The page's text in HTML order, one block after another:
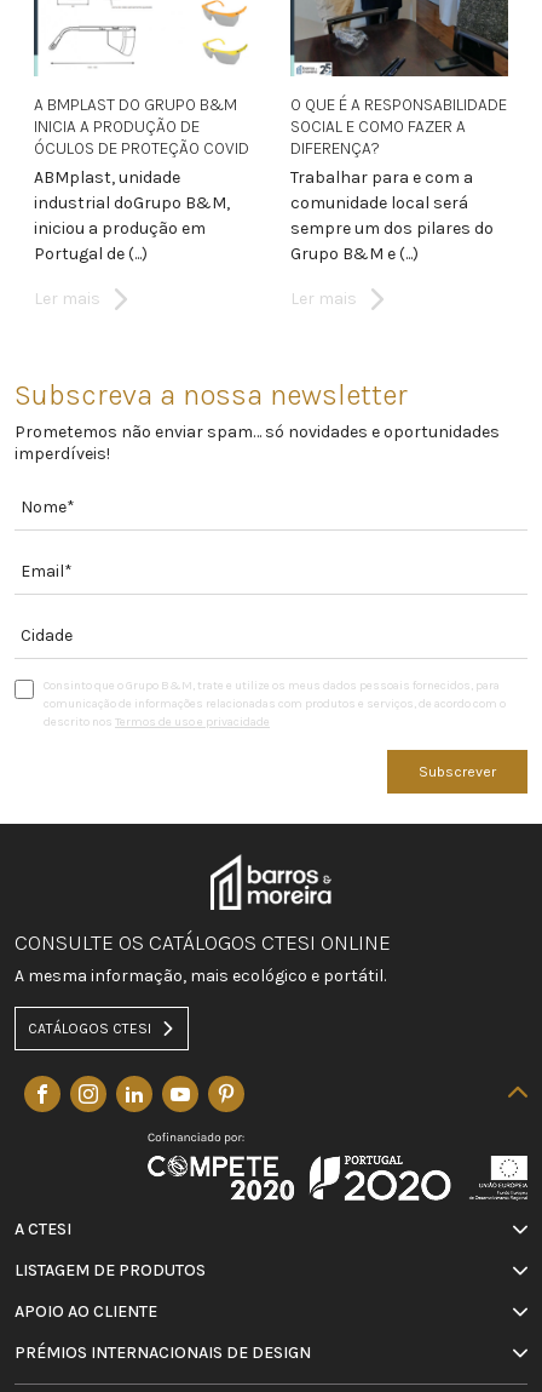
A BMPLAST DO GRUPO B&M
INICIA A PRODUÇÃO DE
ÓCULOS DE PROTEÇÃO COVID
ABMplast, unidade
industrial doGrupo B&M,
iniciou a produção em
Portugal de (...)
Ler mais
O QUE É A RESPONSABILIDADE
SOCIAL E COMO FAZER A
DIFERENÇA?
Trabalhar para e com a
comunidade local será
sempre um dos pilares do
Grupo B&M e (...)
Ler mais
Subscreva a nossa newsletter
Prometemos não enviar spam… só novidades e oportunidades
imperdíveis!
Consinto que o Grupo B&M, trate e utilize os meus dados pessoais fornecidos, para
comunicação de informações relacionadas com produtos e serviços, de acordo com o
descrito nos Termos de uso e privacidade
Subscrever
CONSULTE OS CATÁLOGOS CTESI ONLINE
A mesma informação, mais ecológico e portátil.
CATÁLOGOS CTESI
A CTESI
LISTAGEM DE PRODUTOS
APOIO AO CLIENTE
PRÉMIOS INTERNACIONAIS DE DESIGN